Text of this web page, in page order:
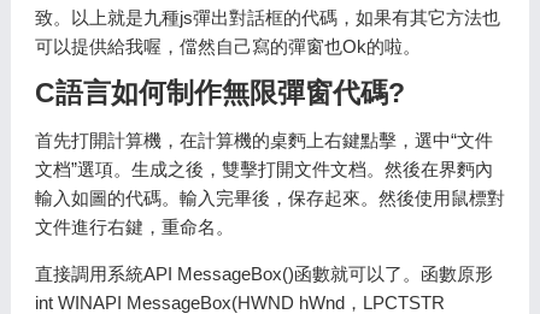
致。以上就是九種js彈出對話框的代碼，如果有其它方法也
可以提供給我喔，儅然自己寫的彈窗也Ok的啦。
C語言如何制作無限彈窗代碼?
首先打開計算機，在計算機的桌麪上右鍵點擊，選中“文件
文档”選項。生成之後，雙擊打開文件文档。然後在界麪內
輸入如圖的代碼。輸入完畢後，保存起來。然後使用鼠標對
文件進行右鍵，重命名。
直接調用系統API MessageBox()函數就可以了。函數原形
int WINAPI MessageBox(HWND hWnd，LPCTSTR